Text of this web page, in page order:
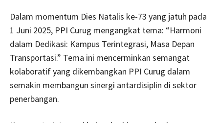
Dalam momentum Dies Natalis ke-73 yang jatuh pada
1 Juni 2025, PPI Curug mengangkat tema: “Harmoni
dalam Dedikasi: Kampus Terintegrasi, Masa Depan
Transportasi.” Tema ini mencerminkan semangat
kolaboratif yang dikembangkan PPI Curug dalam
semakin membangun sinergi antardisiplin di sektor
penerbangan.